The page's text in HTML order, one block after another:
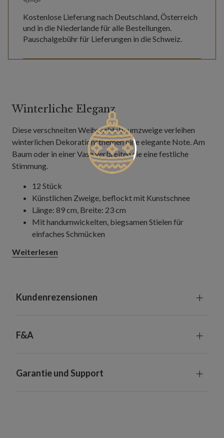
Kostenlose Lieferung nach Deutschland, Österreich
und in die Niederlande für alle Bestellungen.
Pauschalgebühr für Lieferungen in die Schweiz.
Winterliche Eleganz
Diese verschneiten Weihnachtsbaumzweige verleihen
winterlichen Dekorationsthemen eine elegante Note. Am
Baum oder in einer Vase verbreiten sie eine festliche
Stimmung.
12 Stück
Künstlichen Zweige, beflockt mit Kunstschnee
Länge: 89 cm, Breite: 23 cm
Mit handumwickelten, biegsamen Stielen für
einfaches Schmücken
Außenbereiche
Weiterlesen
Kundenrezensionen
F&A
Garantie und Support